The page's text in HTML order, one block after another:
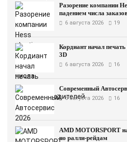
Разорение компании
падением числа
6 августа 2026 19
Кордиант начал
3D
6 августа 2026 16
Современный
6 августа 2026 16
AMD MOTORSPORT
по ралли-рейдам